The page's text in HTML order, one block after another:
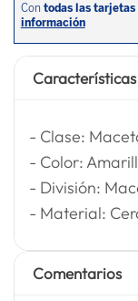
- Clase:
- Color:
- División:
- Material:
Comentarios